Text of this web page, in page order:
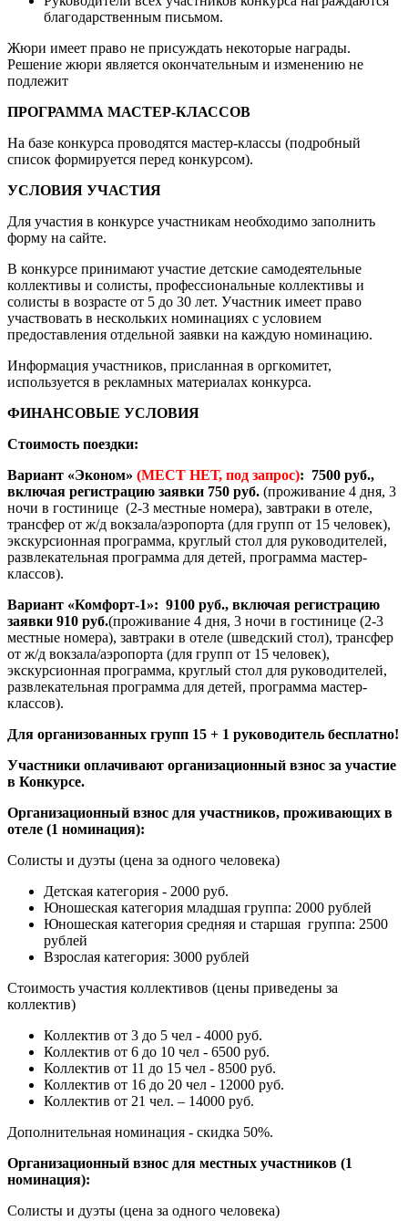
благодарственным письмом.
Жюри имеет право не присуждать некоторые награды.
Решение жюри является окончательным и изменению не
подлежит
ПРОГРАММА МАСТЕР-КЛАССОВ
На базе конкурса проводятся мастер-классы (подробный
список формируется перед конкурсом).
УСЛОВИЯ УЧАСТИЯ
Для участия в конкурсе участникам необходимо заполнить
форму на сайте.
В конкурсе принимают участие детские самодеятельные
коллективы и солисты, профессиональные коллективы и
солисты в возрасте от 5 до 30 лет. Участник имеет право
участвовать в нескольких номинациях с условием
предоставления отдельной заявки на каждую номинацию.
Информация участников, присланная в оргкомитет,
используется в рекламных материалах конкурса.
ФИНАНСОВЫЕ УСЛОВИЯ
Стоимость поездки:
Вариант «Эконом» (МЕСТ НЕТ, под запрос): 7500 руб.,
включая регистрацию заявки 750 руб. (проживание 4 дня, 3
ночи в гостинице (2-3 местные номера), завтраки в отеле,
трансфер от ж/д вокзала/аэропорта (для групп от 15 человек),
экскурсионная программа, круглый стол для руководителей,
развлекательная программа для детей, программа мастер-
классов).
Вариант «Комфорт-1»: 9100 руб., включая регистрацию
заявки 910 руб.(проживание 4 дня, 3 ночи в гостинице (2-3
местные номера), завтраки в отеле (шведский стол), трансфер
от ж/д вокзала/аэропорта (для групп от 15 человек),
экскурсионная программа, круглый стол для руководителей,
развлекательная программа для детей, программа мастер-
классов).
Для организованных групп 15 + 1 руководитель бесплатно!
Участники оплачивают организационный взнос за участие
в Конкурсе.
Организационный взнос для участников, проживающих в
отеле (1 номинация):
Солисты и дуэты (цена за одного человека)
Детская категория - 2000 руб.
Юношеская категория младшая группа: 2000 рублей
Юношеская категория средняя и старшая группа: 2500
рублей
Взрослая категория: 3000 рублей
Стоимость участия коллективов (цены приведены за
коллектив)
Коллектив от 3 до 5 чел - 4000 руб.
Коллектив от 6 до 10 чел - 6500 руб.
Коллектив от 11 до 15 чел - 8500 руб.
Коллектив от 16 до 20 чел - 12000 руб.
Коллектив от 21 чел. – 14000 руб.
Дополнительная номинация - скидка 50%.
Организационный взнос для местных участников (1
номинация):
Солисты и дуэты (цена за одного человека)